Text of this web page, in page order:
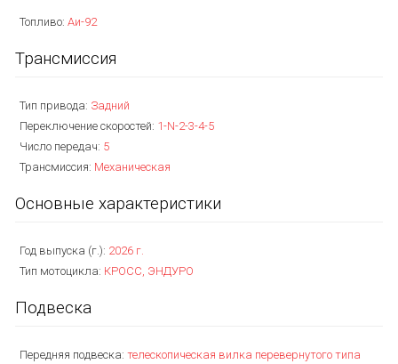
Топливо: Аи-92
Трансмиссия
Тип привода: Задний
Переключение скоростей: 1-N-2-3-4-5
Число передач: 5
Трансмиссия: Механическая
Основные характеристики
Год выпуска (г.): 2026 г.
Тип мотоцикла: КРОСС, ЭНДУРО
Подвеска
Передняя подвеска: телескопическая вилка перевернутого типа